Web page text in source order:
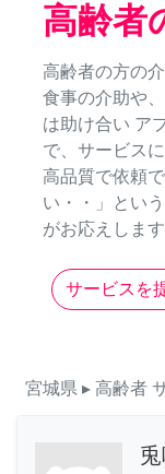
高齢者
高齢者の方の
食事の介助や
は助け合い ア
で、サービス
高品質で依頼
い・・」とい
がお応えします
サービスを
宮城県 ▸ 高齢者